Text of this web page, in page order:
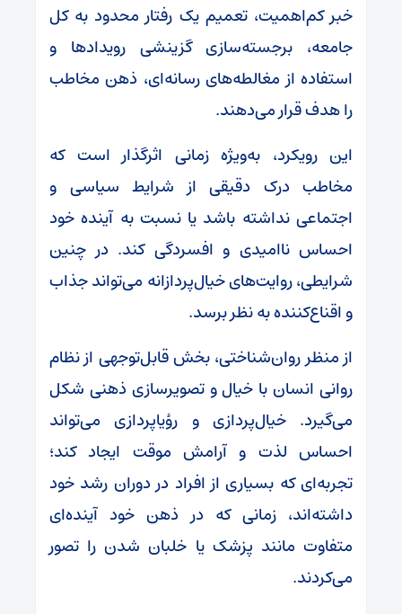
خبر کم‌اهمیت، تعمیم یک رفتار محدود به کل
جامعه، برجسته‌سازی گزینشی رویدادها و
استفاده از مغالطه‌های رسانه‌ای، ذهن مخاطب
را هدف قرار می‌دهند.
این رویکرد، به‌ویژه زمانی اثرگذار است که
مخاطب درک دقیقی از شرایط سیاسی و
اجتماعی نداشته باشد یا نسبت به آینده خود
احساس ناامیدی و افسردگی کند. در چنین
شرایطی، روایت‌های خیال‌پردازانه می‌تواند جذاب
و اقناع‌کننده به نظر برسد.
از منظر روان‌شناختی، بخش قابل‌توجهی از نظام
روانی انسان با خیال و تصویرسازی ذهنی شکل
می‌گیرد. خیال‌پردازی و رؤیاپردازی می‌تواند
احساس لذت و آرامش موقت ایجاد کند؛
تجربه‌ای که بسیاری از افراد در دوران رشد خود
داشته‌اند، زمانی که در ذهن خود آینده‌ای
متفاوت مانند پزشک یا خلبان شدن را تصور
می‌کردند.